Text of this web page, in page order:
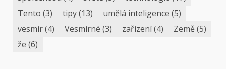
Tento (3) tipy(13) umělá inteligence (5)
vesmír(4) Vesmírné (3) zařízení(4) Země(5)
že (6)